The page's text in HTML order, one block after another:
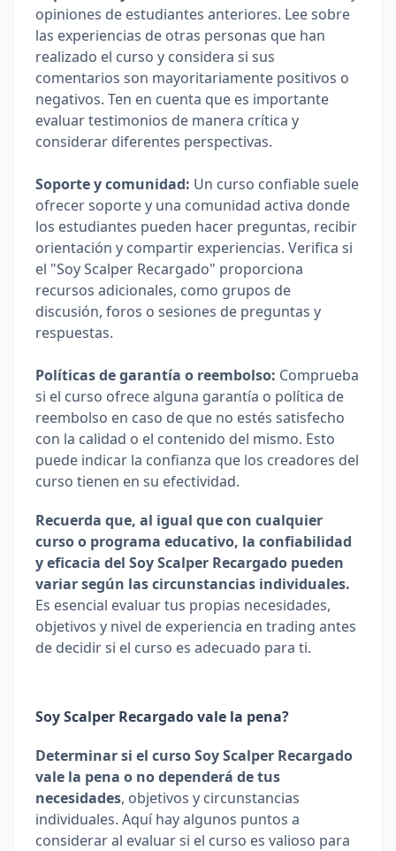
opiniones de estudiantes anteriores. Lee sobre
las experiencias de otras personas que han
realizado el curso y considera si sus
comentarios son mayoritariamente positivos o
negativos. Ten en cuenta que es importante
evaluar testimonios de manera crítica y
considerar diferentes perspectivas.
Soporte y comunidad: Un curso confiable suele
ofrecer soporte y una comunidad activa donde
los estudiantes pueden hacer preguntas, recibir
orientación y compartir experiencias. Verifica si
el "Soy Scalper Recargado" proporciona
recursos adicionales, como grupos de
discusión, foros o sesiones de preguntas y
respuestas.
Políticas de garantía o reembolso: Comprueba
si el curso ofrece alguna garantía o política de
reembolso en caso de que no estés satisfecho
con la calidad o el contenido del mismo. Esto
puede indicar la confianza que los creadores del
curso tienen en su efectividad.
Recuerda que, al igual que con cualquier
curso o programa educativo, la confiabilidad
y eficacia del Soy Scalper Recargado pueden
Es esencial evaluar tus propias necesidades,
objetivos y nivel de experiencia en trading antes
de decidir si el curso es adecuado para ti.
Soy Scalper Recargado vale la pena?
Determinar si el curso Soy Scalper Recargado
vale la pena o no dependerá de tus
necesidades, objetivos y circunstancias
individuales. Aquí hay algunos puntos a
considerar al evaluar si el curso es valioso para